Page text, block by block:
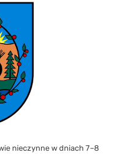
nieczynne w dniach 7–8